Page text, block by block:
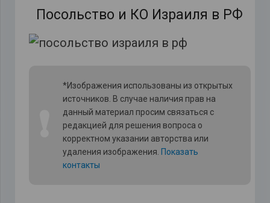
Посольство и КО Израиля в РФ
*Изображения использованы из открытых
источников. В случае наличия прав на
данный материал просим связаться с
редакцией для решения вопроса о
корректном указании авторства или
удаления изображения. Показать
контакты